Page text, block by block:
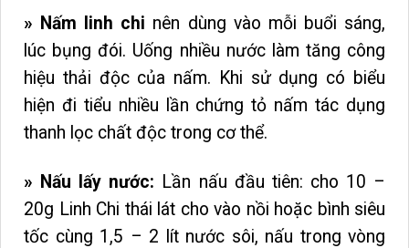
» Nấm linh chi nên dùng vào mỗi buổi sáng,
lúc bụng đói. Uống nhiều nước làm tăng công
hiệu thải độc của nấm. Khi sử dụng có biểu
hiện đi tiểu nhiều lần chứng tỏ nấm tác dụng
thanh lọc chất độc trong cơ thể.
» Nấu lấy nước: Lần nấu đầu tiên: cho 10 –
20g Linh Chi thái lát cho vào nồi hoặc bình siêu
tốc cùng 1,5 – 2 lít nước sôi, nấu trong vòng